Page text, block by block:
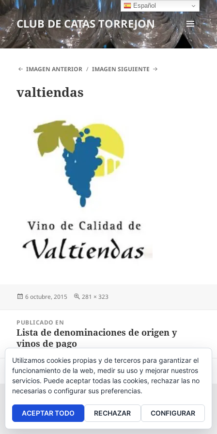
CLUB DE CATAS TORREJON
MENÚ
Y
IMAGEN ANTERIOR
IMAGEN SIGUIENTE
valtiendas
Publicado
6 octubre, 2015
Tamaño
281 × 323
entradas
PUBLICADO EN
Lista de denominaciones de origen y
vinos de pago
Aviso legal, políticas deprivacidady cookies
Español
Utilizamos cookies propias y de terceros para garantizar el
funcionamiento de la web, medir su uso y mejorar nuestros
servicios. Puede aceptar todas las cookies, rechazar las no
necesarias o configurar sus preferencias.
ACEPTAR TODO RECHAZAR CONFIGURAR